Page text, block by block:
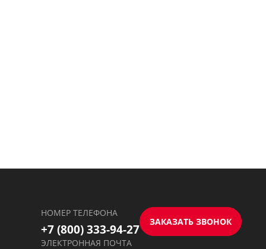
НОМЕР ТЕЛЕФОНА
+7 (800) 333-94-27
ЗАКАЗАТЬ ЗВОНОК
ЭЛЕКТРОННАЯ ПОЧТА